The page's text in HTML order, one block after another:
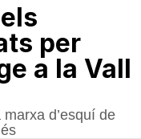
per
a la Vall
d’esquí de